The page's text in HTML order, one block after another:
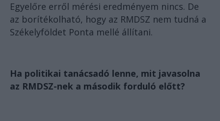
Egyelőre erről mérési eredményem nincs. De
az borítékolható, hogy az RMDSZ nem tudná a
Székelyföldet Ponta mellé állítani.
Ha politikai tanácsadó lenne, mit javasolna
az RMDSZ-nek a második forduló előtt?